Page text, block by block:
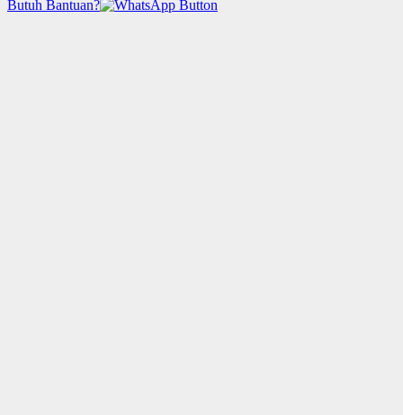
Butuh Bantuan?